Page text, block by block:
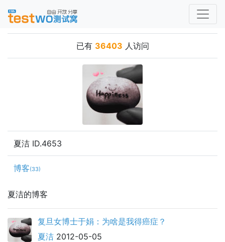
已有 36403 人访问
夏洁 ID.4653
博客(33)
夏洁的博客
复旦女博士于娟：为啥是我得癌症？
夏洁 2012-05-05